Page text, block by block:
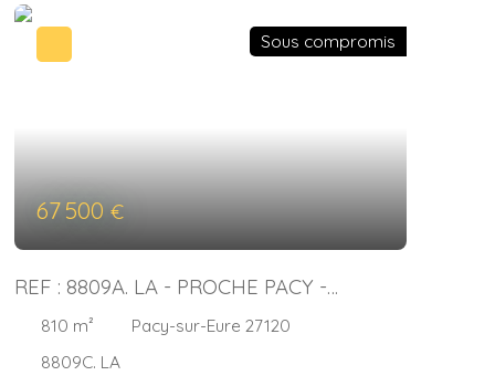
67 500€
Sous compromis
REF : 8809A. LA - PROCHE PACY -
TERRAIN CONSTRUCTIBLE de 810 m² : à
810 m²
Pacy-sur-Eure 27120
8809C. LA